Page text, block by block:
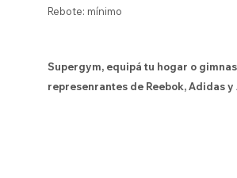
Rebote: mínimo
Supergym, equipá tu hogar o
represenrantes de Reebok, Adidas